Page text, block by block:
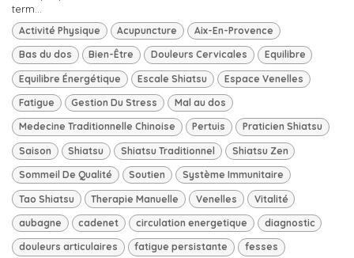
term...
Activité Physique Acupuncture Aix-En-Provence
Bas du dos Bien-Être Douleurs Cervicales Equilibre
Equilibre Énergétique Escale Shiatsu Espace Venelles
Fatigue Gestion Du Stress Mal au dos
Medecine Traditionnelle Chinoise Pertuis Praticien Shiatsu
Saison Shiatsu Shiatsu Traditionnel Shiatsu Zen
Sommeil De Qualité Soutien Système Immunitaire
Tao Shiatsu Therapie Manuelle Venelles Vitalité
aubagne cadenet circulation energetique diagnostic
douleurs articulaires fatigue persistante fesses